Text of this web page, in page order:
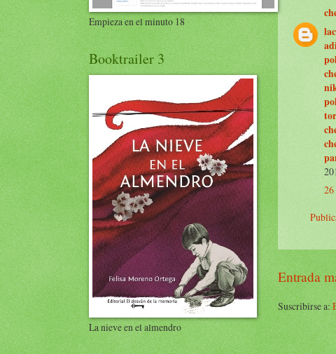
26
Entrada
Suscribirse a:
Empieza en el minuto 18
Booktrailer 3
La nieve en el almendro